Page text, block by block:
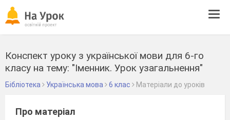
Конспект уроку з української мови для 6-го
класу на тему: "Іменник. Урок узагальнення"
Бібліотека Українська мова 6 клас Матеріали до уроків
Про матеріал